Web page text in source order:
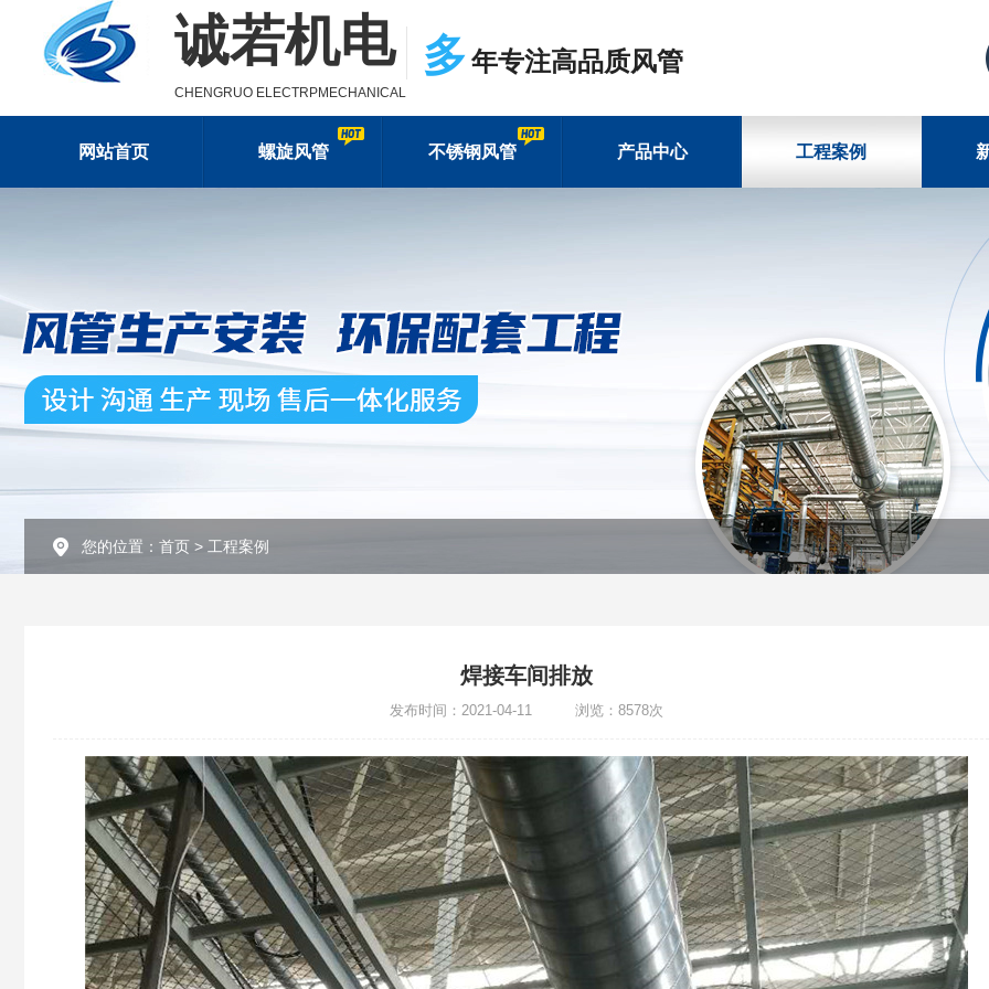
诚若机电
CHENGRUO ELECTRPMECHANICAL
多年专注高品质风管
网站首页 螺旋风管 不锈钢风管 产品中心 工程案例
您的位置： 首页 > 工程案例
焊接车间排放
发布时间：2021-04-11 浏览：8578次